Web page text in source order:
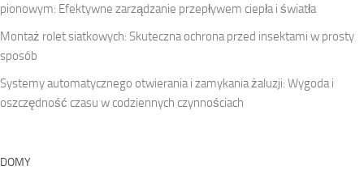
pionowym: Efektywne zarządzanie przepływem ciepła i światła
Montaż rolet siatkowych: Skuteczna ochrona przed insektami w prosty
sposób
Systemy automatycznego otwierania i zamykania żaluzji: Wygoda i
oszczędność czasu w codziennych czynnościach
DOMY